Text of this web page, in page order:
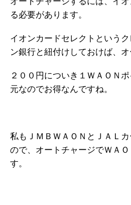
る必要があります。
イオンカードセレクトという
ン銀行と紐付けしておけば、
２００円についき１ＷＡＯＮ
元なのでお得なんですね。
私もＪＭＢＷＡＯＮとＪＡＬ
ので、オートチャージでＷＡ
す。